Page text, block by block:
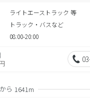
ライトエーストラック 等
トラック・バスなど
08:00-20:00
ら 1641m